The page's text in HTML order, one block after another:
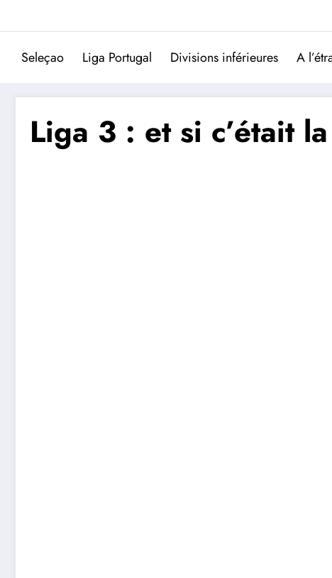
Seleçao Liga Portugal Divisions inférieures A
Liga 3 : et si c’était